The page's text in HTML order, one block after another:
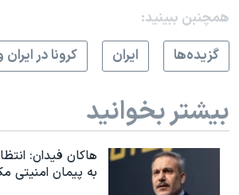
همچنبن ببینید:
گزيده‌ها
ايران کرونا در
بیشتر بخوانید
هاکان فیدان:
به پیمان امنیتی